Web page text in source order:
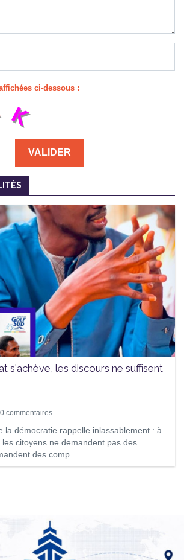
ci-dessous :
s'achève, les discours ne suffisent
0 commentaires
la démocratie rappelle inlassablement : à
citoyens ne demandent pas des
des comp...